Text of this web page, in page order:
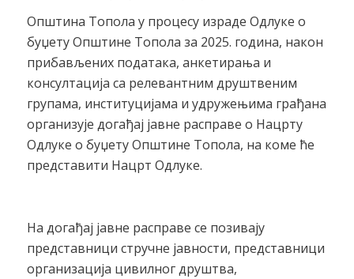
Општина Топола у процесу израде Одлуке о
буџету Општине Топола за 2025. година, након
прибављених података, анкетирања и
консултација са релевантним друштвеним
групама, институцијама и удружењима грађана
организује догађај јавне расправе о Нацрту
Одлуке о буџету Општине Топола, на коме ће
представити Нацрт Одлуке.
На догађај јавне расправе се позивају
представници стручне јавности, представници
организација цивилног друштва,